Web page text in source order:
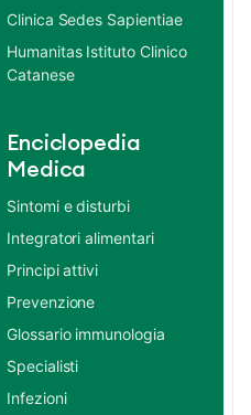
Clinica Sedes Sapientiae
Humanitas Istituto Clinico
Catanese
Enciclopedia
Medica
Sintomi e disturbi
Integratori alimentari
Principi attivi
Prevenzione
Glossario immunologia
Specialisti
Infezioni